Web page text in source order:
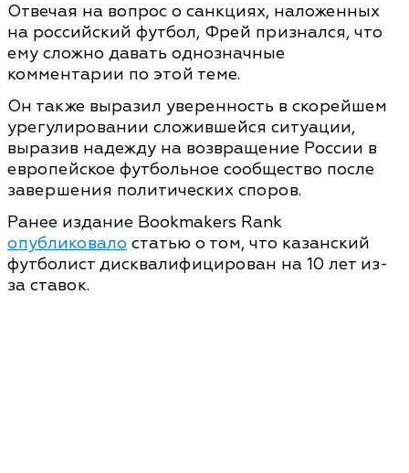
Отвечая на вопрос о санкциях, наложенных
на российский футбол, Фрей признался, что
ему сложно давать однозначные
комментарии по этой теме.
Он также выразил уверенность в скорейшем
урегулировании сложившейся ситуации,
выразив надежду на возвращение России в
европейское футбольное сообщество после
завершения политических споров.
Ранее издание Bookmakers Rank
опубликовало статью о том, что казанский
футболист дисквалифицирован на 10 лет из-
за ставок.